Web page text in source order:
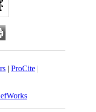
| ProCite |